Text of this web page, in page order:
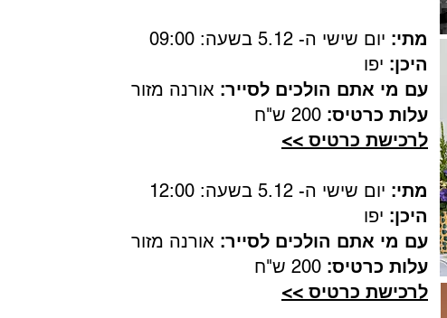
מתי: יום שישי ה- 5.12 בשעה: 09:00
היכן: יפו
עם מי אתם הולכים לסייר: אורנה מזור
עלות כרטיס:
לרכישת כרטיס >>
מתי: יום שישי ה- 5.12 בשעה: 12:00
היכן: יפו
עם מי אתם הולכים לסייר: אורנה מזור
עלות כרטיס:
לרכישת כרטיס >>